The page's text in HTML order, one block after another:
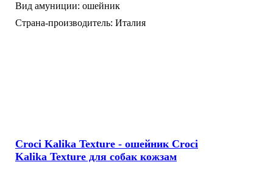
Вид амуниции: ошейник
Страна-производитель: Италия
Croci Kalika Texture - ошейник Croci
Kalika Texture для собак кожзам